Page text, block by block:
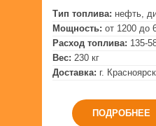
Тип топлива: нефть,
Мощность: от 1200 до
Расход топлива: 135-
Вес: 230 кг
Доставка: г. Красноярск
ПОДРОБНЕЕ